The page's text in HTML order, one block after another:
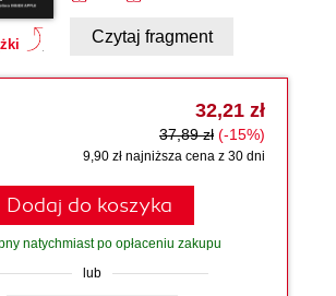
Czytaj fragment
32,21 zł
37,89 zł (-15%)
9,90 zł najniższa cena z 30 dni
Dodaj do koszyka
natychmiast po opłaceniu zakupu
lub